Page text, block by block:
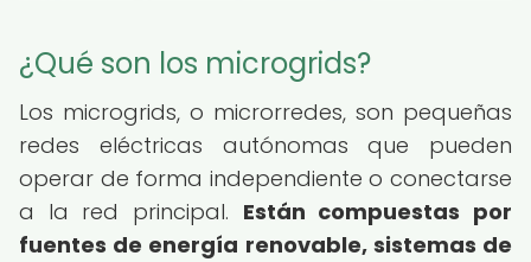
¿Qué son los microgrids?
Los microgrids, o microrredes, son pequeñas
redes eléctricas autónomas que pueden
operar de forma independiente o conectarse
a la red principal. Están compuestas por
fuentes de energía renovable, sistemas de